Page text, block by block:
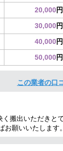
20,000
30,000
40,000
50,000
この業者の口
く搬出いただきと
お願いいたします。